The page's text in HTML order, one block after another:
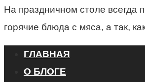
На праздничном столе всегда
горячие блюда с мяса, а так,
ГЛАВНАЯ
О БЛОГЕ